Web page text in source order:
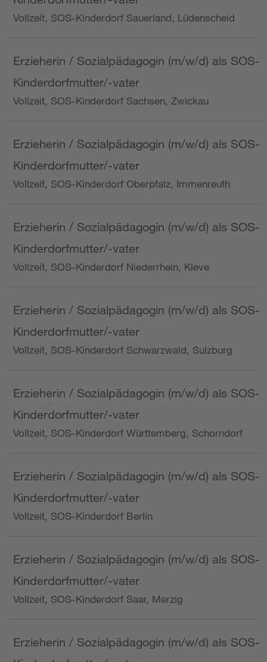
Vollzeit, SOS-Kinderdorf Sauerland, Lüdenscheid
Erzieherin / Sozialpädagogin (m/w/d) als SOS-
Kinderdorfmutter/-vater
Vollzeit, SOS-Kinderdorf Sachsen, Zwickau
Erzieherin / Sozialpädagogin (m/w/d) als SOS-
Kinderdorfmutter/-vater
Vollzeit, SOS-Kinderdorf Oberpfalz, Immenreuth
Erzieherin / Sozialpädagogin (m/w/d) als SOS-
Kinderdorfmutter/-vater
Vollzeit, SOS-Kinderdorf Niederrhein, Kleve
Erzieherin / Sozialpädagogin (m/w/d) als SOS-
Kinderdorfmutter/-vater
Vollzeit, SOS-Kinderdorf Schwarzwald, Sulzburg
Erzieherin / Sozialpädagogin (m/w/d) als SOS-
Kinderdorfmutter/-vater
Vollzeit, SOS-Kinderdorf Württemberg, Schorndorf
Erzieherin / Sozialpädagogin (m/w/d) als SOS-
Kinderdorfmutter/-vater
Vollzeit, SOS-Kinderdorf Berlin
Erzieherin / Sozialpädagogin (m/w/d) als SOS-
Kinderdorfmutter/-vater
Vollzeit, SOS-Kinderdorf Saar, Merzig
Erzieherin / Sozialpädagogin (m/w/d) als SOS-